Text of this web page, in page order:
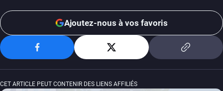
Ajoutez-nous à vos favoris
CET ARTICLE PEUT CONTENIR DES LIENS AFFILIÉS